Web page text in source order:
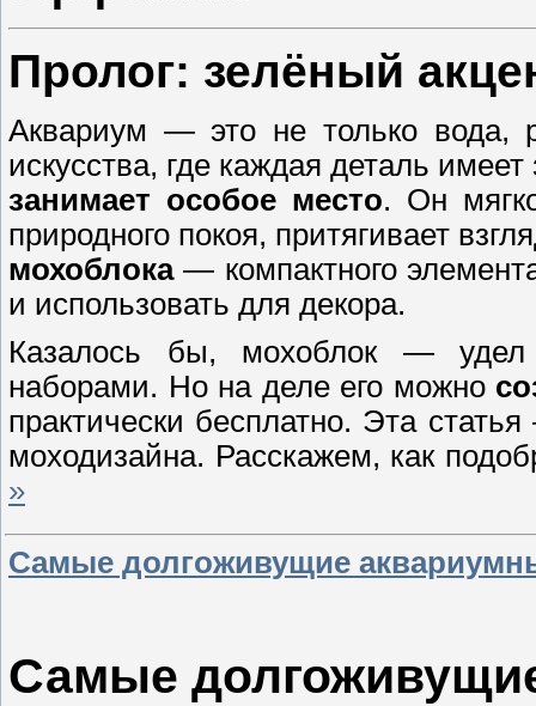
Пролог: зелёный
Аквариум — это не только вода,
искусства, где каждая деталь
занимает особое место. Он
природного покоя, притягивает
мохоблока— компактного
и использовать для декора.
Казалось бы, мохоблок —
наборами. Но на деле его можно
практически бесплатно. Эта
моходизайна. Расскажем, как
»
Самые долгоживущие
Самые